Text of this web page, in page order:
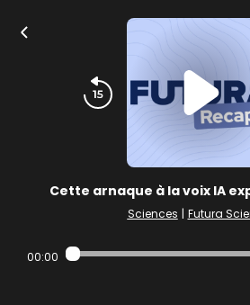
Cette arnaque à la voix IA
Sciences | Futura
00:00